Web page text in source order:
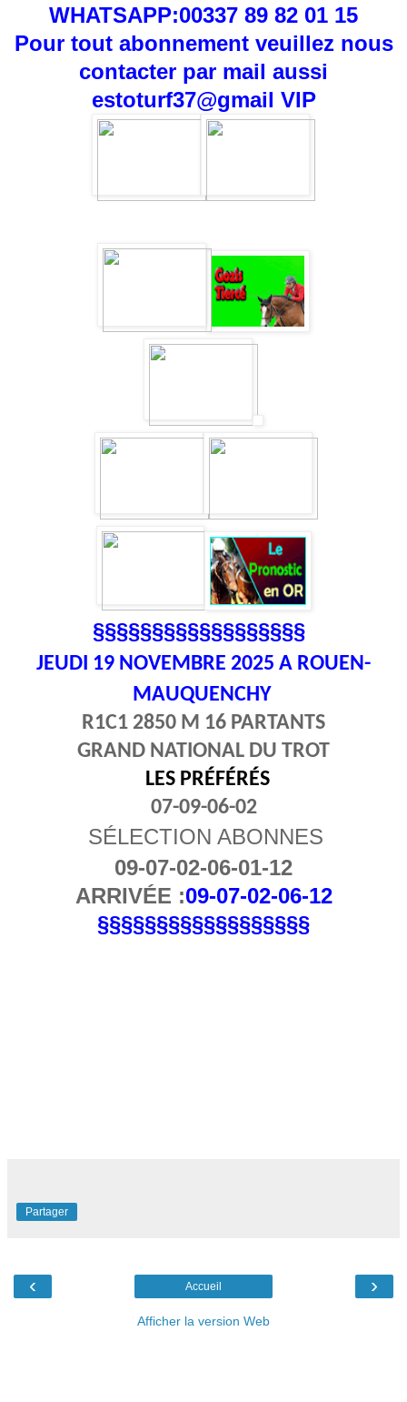
WHATSAPP:00337 89 82 01 15
Pour tout abonnement veuillez nous
contacter par mail aussi
estoturf37@gmail VIP
§§§§§§§§§§§§§§§§§§
JEUDI 19 NOVEMBRE 2025 A ROUEN-
MAUQUENCHY
R1C1 2850 M 16 PARTANTS
GRAND NATIONAL DU TROT
LES PRÉFÉRÉS
07-09-06-02
SÉLECTION ABONNES
09-07-02-06-01-12
ARRIVÉE :09-07-02-06-12
§§§§§§§§§§§§§§§§§§
Partager
‹ ›
Accueil
Afficher la version Web